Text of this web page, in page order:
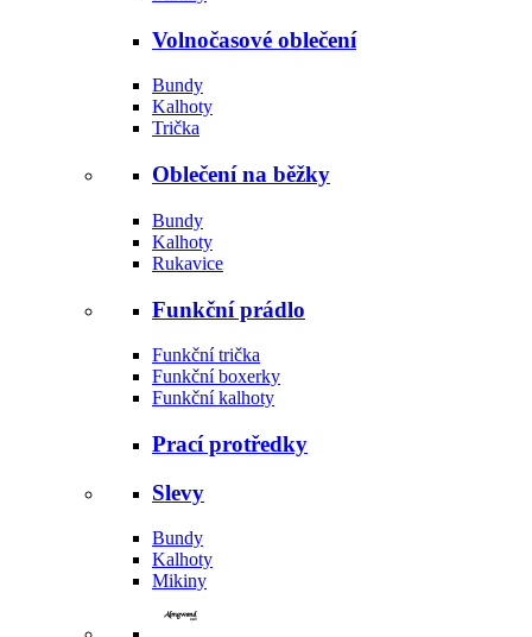
Volnočasové oblečení
Bundy
Kalhoty
Trička
Oblečení na běžky
Bundy
Kalhoty
Rukavice
Funkční prádlo
Funkční trička
Funkční boxerky
Funkční kalhoty
Prací protředky
Slevy
Bundy
Kalhoty
Mikiny